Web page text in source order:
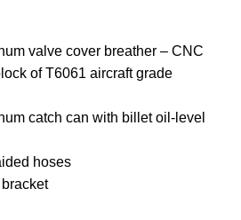
valve cover breather – CNC
of T6061 aircraft grade
catch can with billet oil-level
hoses